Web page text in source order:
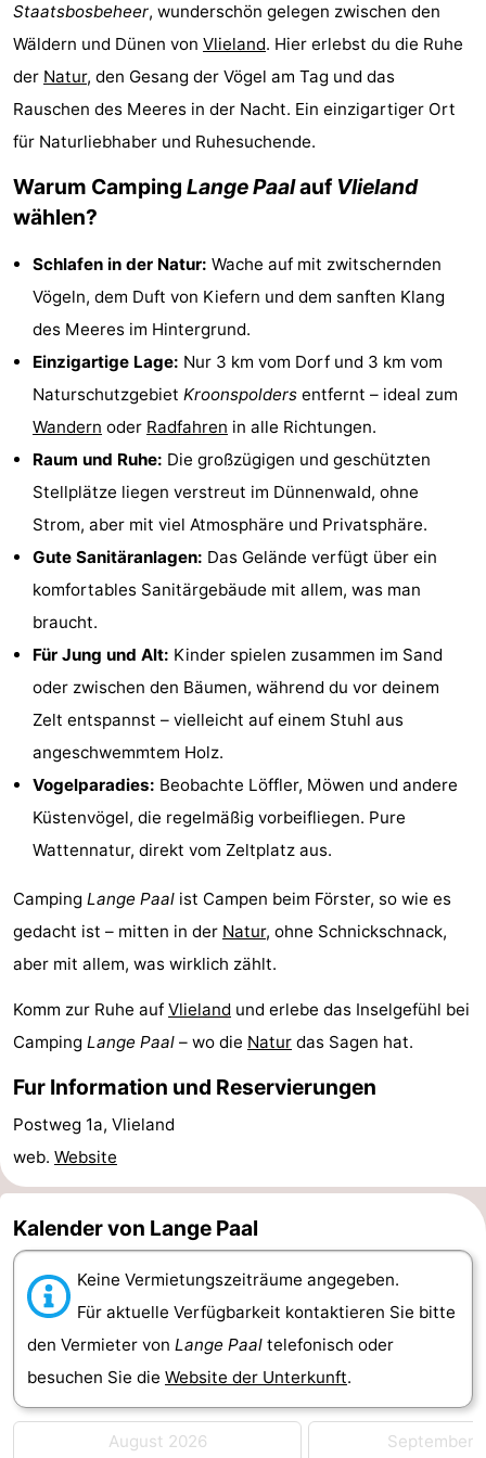
Lastminutes
&
tun
-
Museen
-
Denkmäler
Aussichtspunkte
Attraktionen
Rundfahrten
-
Spielplätze
Natur
Führungen
Sport
-
Radfahren
Wandern
Reiten
Wattwandern
Sportangeln
Seehunden
Essen
und
trinken
Veranstaltungen
Praktisch
Forum
Route
-
Fähre
Inselhüpfen
Reisebuchshop
Medizin
Adressen
Region
Staatsbosbeheer, wunderschön gelegen zwischen den
Wäldern und Dünen von Vlieland. Hier erlebst du die Ruhe
der Natur, den Gesang der Vögel am Tag und das
Rauschen des Meeres in der Nacht. Ein einzigartiger Ort
für Naturliebhaber und Ruhesuchende.
Warum Camping Lange Paalauf Vlieland
wählen?
Schlafen in der Natur: Wache auf mit zwitschernden
Vögeln, dem Duft von Kiefern und dem sanften Klang
des Meeres im Hintergrund.
Einzigartige Lage: Nur 3 km vom Dorf und 3 km vom
Naturschutzgebiet Kroonspolders entfernt – ideal zum
Wandern oder Radfahren in alle Richtungen.
Raum und Ruhe: Die großzügigen und geschützten
Stellplätze liegen verstreut im Dünnenwald, ohne
Strom, aber mit viel Atmosphäre und Privatsphäre.
Gute Sanitäranlagen: Das Gelände verfügt über ein
komfortables Sanitärgebäude mit allem, was man
braucht.
Für Jung und Alt: Kinder spielen zusammen im Sand
oder zwischen den Bäumen, während du vor deinem
Zelt entspannst – vielleicht auf einem Stuhl aus
angeschwemmtem Holz.
Vogelparadies: Beobachte Löffler, Möwen und andere
Küstenvögel, die regelmäßig vorbeifliegen. Pure
Wattennatur, direkt vom Zeltplatz aus.
Camping Lange Paal ist Campen beim Förster, so wie es
gedacht ist – mitten in der Natur, ohne Schnickschnack,
aber mit allem, was wirklich zählt.
Komm zur Ruhe auf Vlieland und erlebe das Inselgefühl bei
Camping Lange Paal – wo die Natur das Sagen hat.
Fur Information und Reservierungen
Postweg 1a, Vlieland
web. Website
Kalender von Lange Paal
Keine Vermietungszeiträume angegeben.
Für aktuelle Verfügbarkeit kontaktieren Sie bitte
den Vermieter von Lange Paal telefonisch oder
besuchen Sie die Website der Unterkunft.
August 2026 September